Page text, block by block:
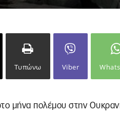
Τυπώνω Viber
μήνα πολέμου στην